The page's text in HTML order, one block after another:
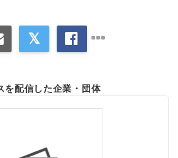
を配信した企業・団体